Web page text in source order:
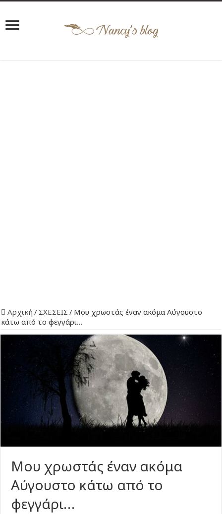
Αρχική / ΣΧΕΣΕΙΣ / Μου χρωστάς έναν ακόμα Αύγουστο
κάτω από το φεγγάρι…
Μου χρωστάς έναν ακόμα
Αύγουστο κάτω από το
φεγγάρι…